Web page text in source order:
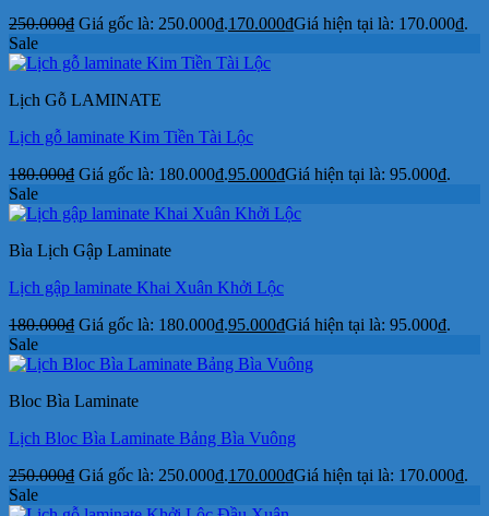
250.000₫ Giá gốc là: 250.000₫.170.000₫Giá hiện tại là: 170.000₫.
Sale
Lịch Gỗ LAMINATE
Lịch gỗ laminate Kim Tiền Tài Lộc
180.000₫ Giá gốc là: 180.000₫.95.000₫Giá hiện tại là: 95.000₫.
Sale
Bìa Lịch Gập Laminate
Lịch gập laminate Khai Xuân Khởi Lộc
180.000₫ Giá gốc là: 180.000₫.95.000₫Giá hiện tại là: 95.000₫.
Sale
Bloc Bìa Laminate
Lịch Bloc Bìa Laminate Bảng Bìa Vuông
250.000₫ Giá gốc là: 250.000₫.170.000₫Giá hiện tại là: 170.000₫.
Sale